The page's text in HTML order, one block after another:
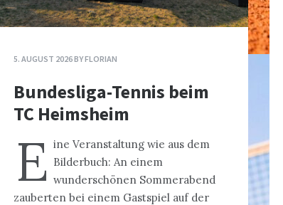
5. AUGUST 2026BYFLORIAN
Bundesliga-Tennis beim
TC Heimsheim
E ine Veranstaltung wie aus dem
Bilderbuch: An einem
wunderschönen Sommerabend
zauberten bei einem Gastspiel auf der